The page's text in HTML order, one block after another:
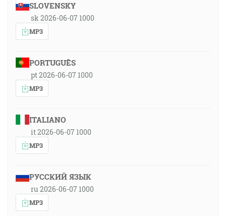
SLOVENSKY
sk 2026-06-07 1000
MP3
PORTUGUÊS
pt 2026-06-07 1000
MP3
ITALIANO
it 2026-06-07 1000
MP3
РУССКИЙ ЯЗЫК
ru 2026-06-07 1000
MP3